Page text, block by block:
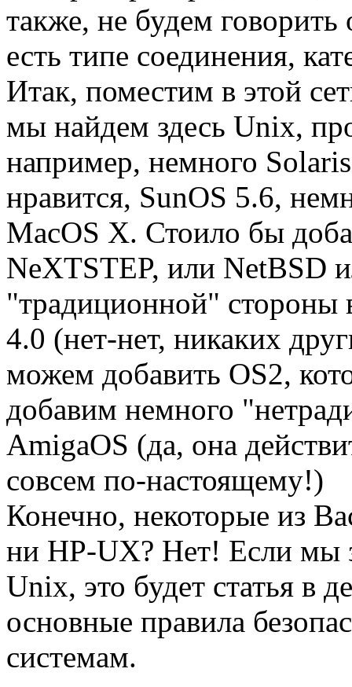
также, не будем говорить
есть типе соединения,
Итак, поместим в этой
мы найдем здесь Unix,
например, немного
нравится, SunOS 5.6,
MacOS X. Стоило бы
NeXTSTEP, или NetBSD
"традиционной" стороны
4.0 (нет-нет, никаких
можем добавить OS2,
добавим немного
AmigaOS (да, она
совсем по-настоящему!)
Конечно, некоторые из
ни HP-UX? Нет! Если мы
Unix, это будет статья в
основные правила
системам.